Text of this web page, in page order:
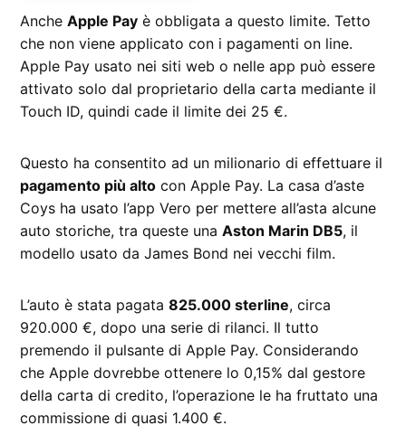
AncheApple Pay è obbligata a questo limite. Tetto
che non viene applicato con i pagamenti on line.
Apple Pay usato nei siti web o nelle app può essere
attivato solo dal proprietario della carta mediante il
Touch ID, quindi cade il limite dei 25 €.
Questo ha consentito ad un milionario di effettuare il
pagamento più alto con Apple Pay. La casa d’aste
Coys ha usato l’app Vero per mettere all’asta alcune
auto storiche, tra queste unaAston Marin DB5, il
modello usato da James Bond nei vecchi film.
L’auto è stata pagata825.000 sterline, circa
920.000 €, dopo una serie di rilanci. Il tutto
premendo il pulsante di Apple Pay. Considerando
che Apple dovrebbe ottenere lo 0,15% dal gestore
della carta di credito, l’operazione le ha fruttato una
commissione di quasi 1.400 €.